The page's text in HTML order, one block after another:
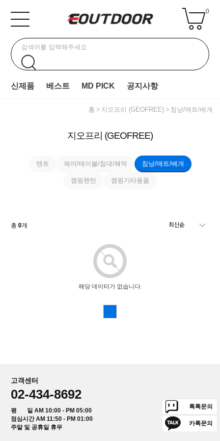
0
신제품 베스트 MD PICK 공지사항
홈 지오프리 (GEOFREE) 침낭/매트/베개
지오프리 (GEOFREE)
텐트 체어/테이블/침대/해먹 침낭/매트/베개
캠핑랜턴 캠핑기타용품
총0개
해당 데이터가 없습니다.
고객센터
02-434-8692
평 일 AM 10:00 - PM 05:00
점심시간 AM 11:50 - PM 01:00
주말 및 공휴일 휴무
톡톡문의
카톡문의